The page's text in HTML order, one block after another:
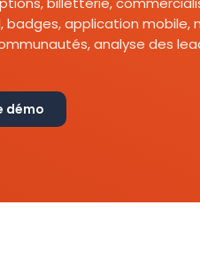
badges, application mobile,
analyse des
démo